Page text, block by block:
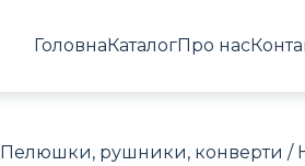
ГоловнаКаталогПро нас
Пелюшки, рушники, конверти /